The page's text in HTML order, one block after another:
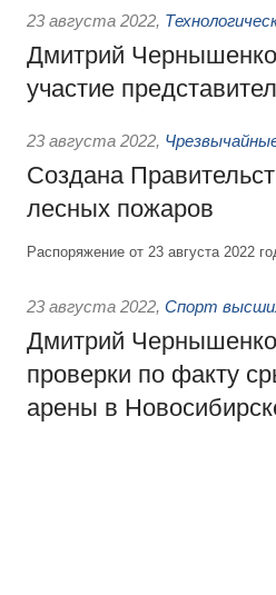
23 августа 2022,
Дмитрий
участие
23 августа 2022,
Создана
лесных пожаров
Распоряжение от 23 августа 2022
23 августа 2022, Спорт
Дмитрий
проверки по факту
арены в